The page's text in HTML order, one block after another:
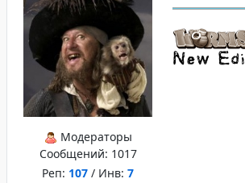
Модераторы
Сообщений: 1017
Реп: 107 / Инв: 7